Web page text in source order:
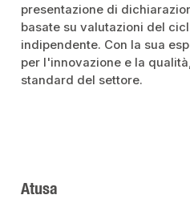
presentazione di
basate su valutazioni del
indipendente. Con la sua
per l'innovazione e la
standard del settore.
Atusa